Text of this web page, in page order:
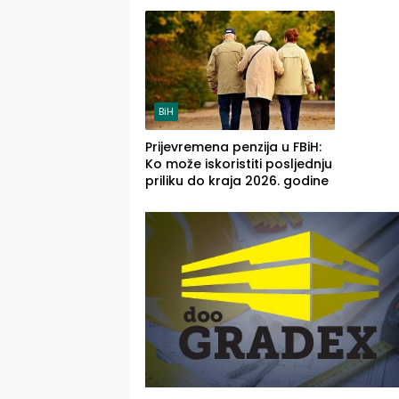
na njima
BiH
Prijevremena penzija u FBiH:
Ko može iskoristiti posljednju
priliku do kraja 2026. godine